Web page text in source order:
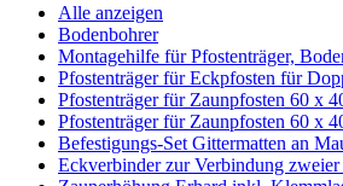
Alle anzeigen
Bodenbohrer
Montagehilfe für Pfostenträger,
Pfostenträger für Eckpfosten für
Pfostenträger für Zaunpfosten 60 x
Pfostenträger für Zaunpfosten 60 x
Befestigungs-Set Gittermatten an
Eckverbinder zur Verbindung zweier